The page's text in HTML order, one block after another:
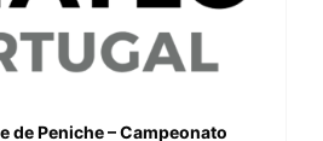
de Peniche – Campeonato